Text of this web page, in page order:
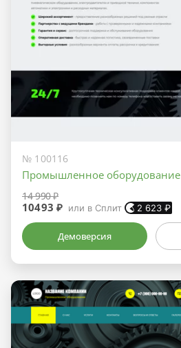
№ 100116
Промышленное оборудование
14 990 ₽
10493 ₽ или в Сплит 2 623 ₽
Демоверсия